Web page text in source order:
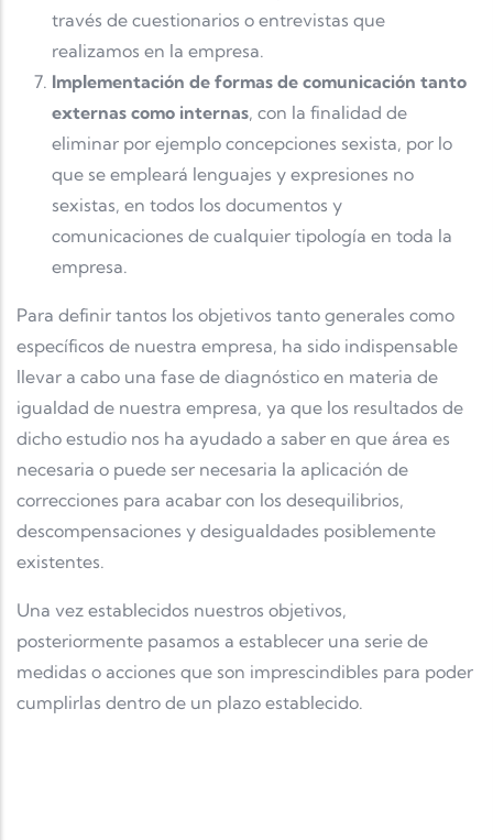
través de cuestionarios o entrevistas que
realizamos en la empresa.
Implementación de formas de comunicación tanto
externas como internas, con la finalidad de
eliminar por ejemplo concepciones sexista, por lo
que se empleará lenguajes y expresiones no
sexistas, en todos los documentos y
comunicaciones de cualquier tipología en toda la
empresa.
Para definir tantos los objetivos tanto generales como
específicos de nuestra empresa, ha sido indispensable
llevar a cabo una fase de diagnóstico en materia de
igualdad de nuestra empresa, ya que los resultados de
dicho estudio nos ha ayudado a saber en que área es
necesaria o puede ser necesaria la aplicación de
correcciones para acabar con los desequilibrios,
descompensaciones y desigualdades posiblemente
existentes.
Una vez establecidos nuestros objetivos,
posteriormente pasamos a establecer una serie de
medidas o acciones que son imprescindibles para poder
cumplirlas dentro de un plazo establecido.